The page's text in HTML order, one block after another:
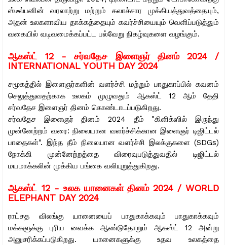
ஸ்டீல்பனின் வரலாற்று மற்றும் கலாச்சார முக்கியத்துவத்தையும்,
அதன் உலகளாவிய தாக்கத்தையும் கவர்ச்சியையும் வெளிப்படுத்தும்
வகையில் வடிவமைக்கப்பட்ட பல்வேறு நிகழ்வுகளை வழங்கும்.
ஆகஸ்ட் 12 -சர்வதேச இளைஞர் தினம் 2024 /
INTERNATIONAL YOUTH DAY 2024
சமூகத்தில் இளைஞர்களின் வளர்ச்சி மற்றும் பாதுகாப்பில் கவனம்
செலுத்துவதற்காக உலகம் முழுவதும் ஆகஸ்ட் 12 ஆம் தேதி
சர்வதேச இளைஞர் தினம் கொண்டாடப்படுகிறது.
சர்வதேச இளைஞர் தினம் 2024 தீம் "கிளிக்ஸில் இருந்து
முன்னேற்றம் வரை: நிலையான வளர்ச்சிக்கான இளைஞர் டிஜிட்டல்
பாதைகள்". இந்த தீம் நிலையான வளர்ச்சி இலக்குகளை (SDGs)
நோக்கி முன்னேற்றத்தை விரைவுபடுத்துவதில் டிஜிட்டல்
மயமாக்கலின் முக்கிய பங்கை வலியுறுத்துகிறது.
ஆகஸ்ட் 12 - உலக யானைகள் தினம் 2024 / WORLD
ELEPHANT DAY 2024
ராட்சத விலங்கு யானையைப் பாதுகாக்கவும் பாதுகாக்கவும்
மக்களுக்கு புரிய வைக்க ஆண்டுதோறும் ஆகஸ்ட் 12 அன்று
அனுசரிக்கப்படுகிறது. யானைகளுக்கு உதவ உலகத்தை